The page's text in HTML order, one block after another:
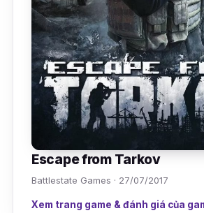
Escape from Tarkov
Battlestate Games · 27/07/2017
Xem trang game & đánh giá của